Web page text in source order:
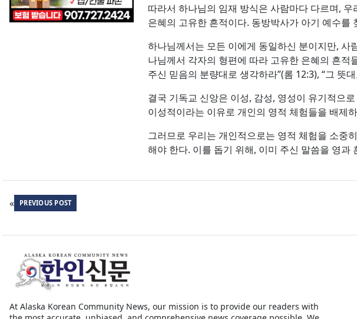
따라서 하나님의 임재 방식은 사람마다 다르며,
은혜의 고유한 흔적이다. 동방박사가 아기 예수를
하나님께서는 모든 이에게 동일하신 분이지만, 사
나님께서 각자의 형편에 따라 고유한 은혜의 흔적
주신 믿음의 분량대로 생각하라”(롬 12:3), “그 뜻
결국 기독교 신앙은 이성, 감성, 영성이 유기적으
이성적이라는 이유로 개인의 영적 체험들을 배제
그러므로 우리는 개인적으로는 영적 체험을 소중
해야 한다. 이를 돕기 위해, 이미 주신 말씀을 영
« PREVIOUS POST
At Alaska Korean Community News, our mission is to provide our readers with